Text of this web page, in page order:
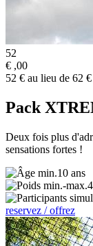
52
€ ,00
52 € au lieu de 62 €
Pack
Deux fois plus
sensations fortes !
10 ans
reservez / offrez